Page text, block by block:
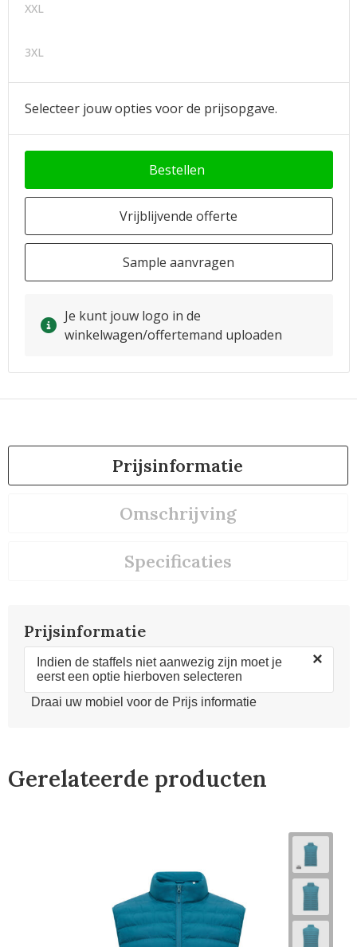
XXL
3XL
Selecteer jouw opties voor de prijsopgave.
Bestellen
Vrijblijvende offerte
Sample aanvragen
Je kunt jouw logo in de
winkelwagen/offertemand uploaden
Prijsinformatie
Omschrijving
Specificaties
Prijsinformatie
Indien de staffels niet aanwezig zijn moet je
eerst een optie hierboven selecteren
×
Draai uw mobiel voor de Prijs informatie
Gerelateerde producten